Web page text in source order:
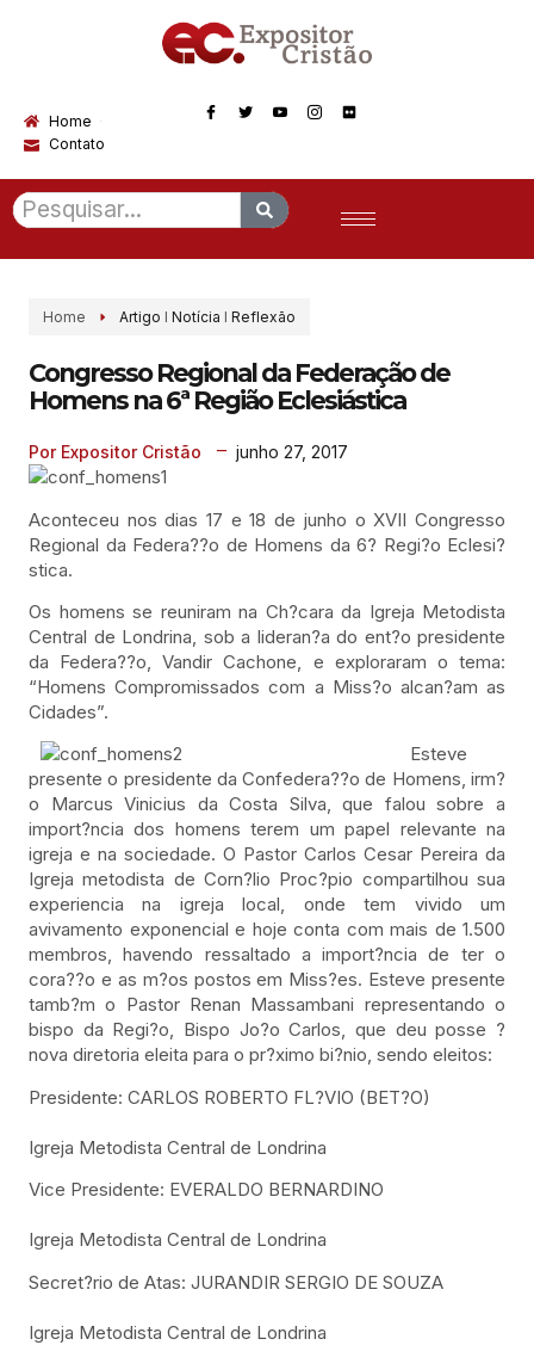
Home
Contato
Home Artigo I Notícia I Reflexão
Congresso Regional da Federação de
Homens na 6ª Região Eclesiástica
Por Expositor Cristão junho 27, 2017
Aconteceu nos dias 17 e 18 de junho o XVII Congresso
Regional da Federa??o de Homens da 6? Regi?o Eclesi?
stica.
Os homens se reuniram na Ch?cara da Igreja Metodista
Central de Londrina, sob a lideran?a do ent?o presidente
da Federa??o, Vandir Cachone, e exploraram o tema:
“Homens Compromissados com a Miss?o alcan?am as
Cidades”.
Esteve
presente o presidente da Confedera??o de Homens, irm?
o Marcus Vinicius da Costa Silva, que falou sobre a
import?ncia dos homens terem um papel relevante na
igreja e na sociedade. O Pastor Carlos Cesar Pereira da
Igreja metodista de Corn?lio Proc?pio compartilhou sua
experiencia na igreja local, onde tem vivido um
avivamento exponencial e hoje conta com mais de 1.500
membros, havendo ressaltado a import?ncia de ter o
cora??o e as m?os postos em Miss?es. Esteve presente
tamb?m o Pastor Renan Massambani representando o
bispo da Regi?o, Bispo Jo?o Carlos, que deu posse ?
nova diretoria eleita para o pr?ximo bi?nio, sendo eleitos:
Presidente: CARLOS ROBERTO FL?VIO (BET?O)
Igreja Metodista Central de Londrina
Vice Presidente: EVERALDO BERNARDINO
Igreja Metodista Central de Londrina
Secret?rio de Atas: JURANDIR SERGIO DE SOUZA
Igreja Metodista Central de Londrina